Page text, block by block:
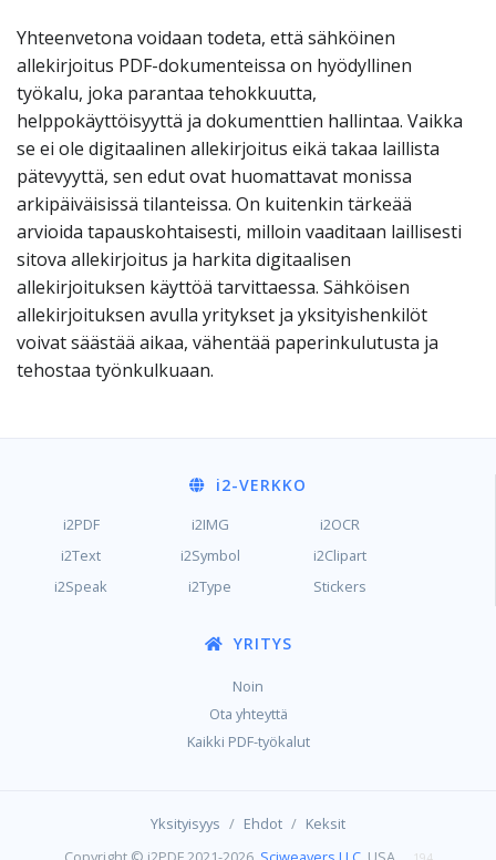
Yhteenvetona voidaan todeta, että sähköinen
allekirjoitus PDF-dokumenteissa on hyödyllinen
työkalu, joka parantaa tehokkuutta,
helppokäyttöisyyttä ja dokumenttien hallintaa. Vaikka
se ei ole digitaalinen allekirjoitus eikä takaa laillista
pätevyyttä, sen edut ovat huomattavat monissa
arkipäiväisissä tilanteissa. On kuitenkin tärkeää
arvioida tapauskohtaisesti, milloin vaaditaan laillisesti
sitova allekirjoitus ja harkita digitaalisen
allekirjoituksen käyttöä tarvittaessa. Sähköisen
allekirjoituksen avulla yritykset ja yksityishenkilöt
voivat säästää aikaa, vähentää paperinkulutusta ja
tehostaa työnkulkuaan.
i2-VERKKO
i2PDF i2IMG
i2OCR
i2Text
i2Symbol
i2Clipart
i2Speak
i2Type Stickers
YRITYS
Noin
Ota yhteyttä
Kaikki PDF-työkalut
Yksityisyys / Ehdot / Keksit